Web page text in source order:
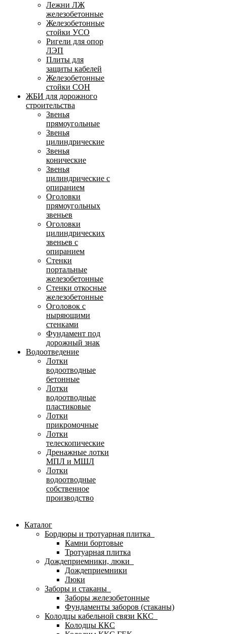
Лежни ЛЖ
железобетонные
Железобетонные
стойки УСО
Ригели для опор
ЛЭП
Плиты для
защиты кабелей
Железобетонные
стойки СОН
ЖБИ для дорожного
строительства
Звенья
прямоугольные
Звенья
цилиндрические
Звенья
конические
Звенья
цилиндрические с
опиранием
Оголовки
прямоугольных
звеньев
Оголовки
цилиндрических
звеньев с
опиранием
Стенки
портальные
железобетонные
Стенки откосные
железобетонные
Оголовок с
ныряющими
стенками
Фундамент под
дорожный знак
Водоотведение
Лотки
водоотводные
бетонные
Лотки
водоотводные
пластиковые
Лотки
прикромочные
Лотки
телескопические
Дренажные лотки
МПЛ и МШЛ
Лотки
водоотводные
собственное
производство
Каталог
Бордюры и тротуарная плитка
Камни бортовые
Тротуарная плитка
Дождеприемники, люки
Дождеприемники
Люки
Заборы и стаканы
Заборы железобетонные
Фундаменты заборов (стаканы)
Колодцы кабельной связи ККС
Колодцы ККС